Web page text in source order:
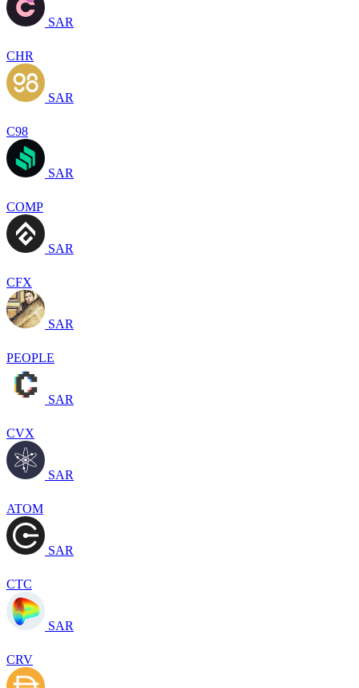
SAR
CHR
SAR
C98
SAR
COMP
SAR
CFX
SAR
PEOPLE
SAR
CVX
SAR
ATOM
SAR
CTC
SAR
CRV